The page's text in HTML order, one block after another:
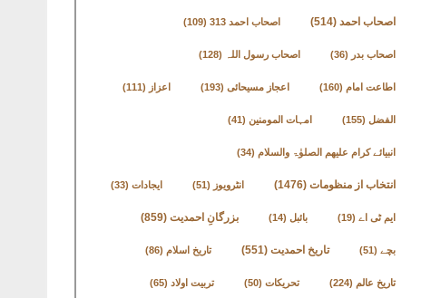
اصحاب احمد(514) اصحاب احمد 313 (109)
اصحاب بدر (36) اصحاب رسول اللہ (128)
اطاعت امام (160) اعجاز مسیحائی(193) اعزاز (111)
الفضل (155) امہات المومنین (41)
انبیائے کرام علیھم الصلوٰۃ والسلام (34)
انتخاب از منظومات(1476) انٹرویوز (51) ایجادات(33)
ایم ٹی اے(19) بائبل (14) بزرگانِ احمدیت(859)
بچے (51) تاریخ احمدیت(551) تاریخ اسلام (86)
تاریخ عالم (224) تحریکات(50) تربیت اولاد(65)